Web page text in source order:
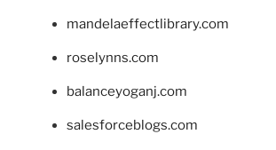
mandelaeffectlibrary.com
roselynns.com
balanceyoganj.com
salesforceblogs.com